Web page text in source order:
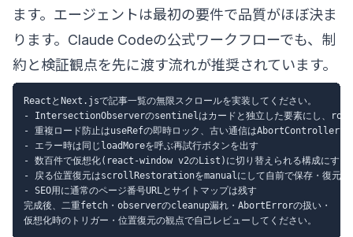
ます。エージェントは最初の要件で品質がほぼ決ま
ります。 Claude Codeの公式ワークフローでも、制
約と検証観点を先に渡す流れが推奨されています。
ReactとNext.jsで記事一覧の無限スクロールを実装してください。
- IntersectionObserverのsentinelはカードと独立した要素にし、
- 重複ロード防止はuseRefの即時ロック、古い通信はAbortControllerで
- エラー時は同じloadMoreを呼ぶ再試行ボタンを出す
- 数百件で仮想化(react-window v2のList)に切り替えられる構成にする
- 戻る位置復元はscrollRestorationをmanualにして自前で保存・復元
- SEO用に通常のページ番号URLとサイトマップは残す
完成後、二重fetch・observerのcleanup漏れ・AbortErrorの扱い・